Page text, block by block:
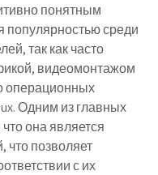
понятным
популярностью среди
так как часто
видеомонтажом
операционных
Одним из главных
она является
что позволяет
с их